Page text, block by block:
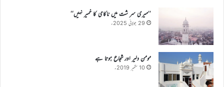
’’میری سر شت میں ناکامی کا خمیر نہیں‘‘
29 جولائی 2025ء
مومن دلیر اور شجاع ہوتا ہے
10 ستمبر 2019ء